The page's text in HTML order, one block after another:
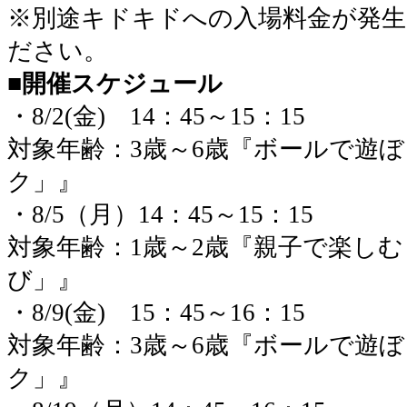
※別途キドキドへの入場料金が発
ださい。
■開催スケジュール
・8/2(金) 14：45～15：15
対象年齢：3歳～6歳『ボールで遊
ク」』
・8/5（月） 14：45～15：15
対象年齢：1歳～2歳『親子で楽し
び」』
・8/9(金) 15：45～16：15
対象年齢：3歳～6歳『ボールで遊
ク」』